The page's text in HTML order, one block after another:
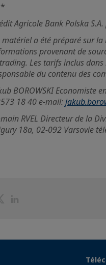
Agricole Bank Polska
matériel a été préparé sur
provenant de
Les tarifs inclus
du contenu des
BOROWSKI Economiste
18 40 e-mail:
RVEL Directeur de la
18a, 02-092 Varsovie
Partager